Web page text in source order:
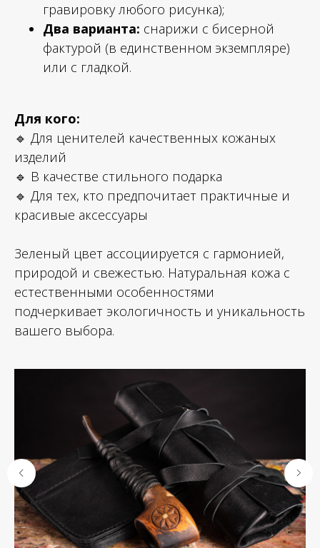
гравировку любого рисунка);
Два варианта: снарижи с бисерной
фактурой (в единственном экземпляре)
или с гладкой.
Для кого:
🔹 Для ценителей качественных кожаных
изделий
🔹 В качестве стильного подарка
🔹 Для тех, кто предпочитает практичные и
красивые аксессуары
Зеленый цвет ассоциируется с гармонией,
природой и свежестью. Натуральная кожа с
естественными особенностями
подчеркивает экологичность и уникальность
вашего выбора.